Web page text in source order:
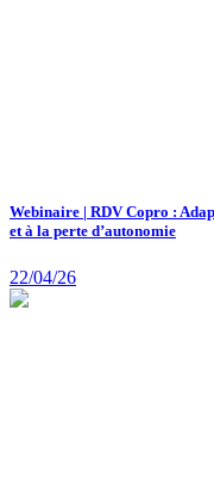
Webinaire | RDV Copro :
et à la perte d’autonomie
22/04/26